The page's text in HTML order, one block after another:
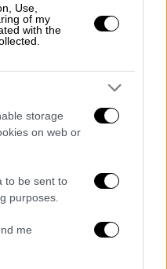
Use,
of my
with the
storage
on web or
to be sent to
purposes.
me
το
η πιο εμπορική
των εποχών
ξεπεραστεί το
ευρώ